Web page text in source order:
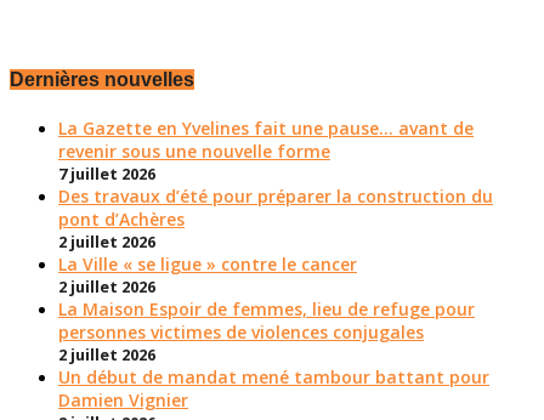
Dernières nouvelles
La Gazette en Yvelines fait une pause... avant de
revenir sous une nouvelle forme
7 juillet 2026
Des travaux d’été pour préparer la construction du
pont d’Achères
2 juillet 2026
La Ville « se ligue » contre le cancer
2 juillet 2026
La Maison Espoir de femmes, lieu de refuge pour
personnes victimes de violences conjugales
2 juillet 2026
Un début de mandat mené tambour battant pour
Damien Vignier